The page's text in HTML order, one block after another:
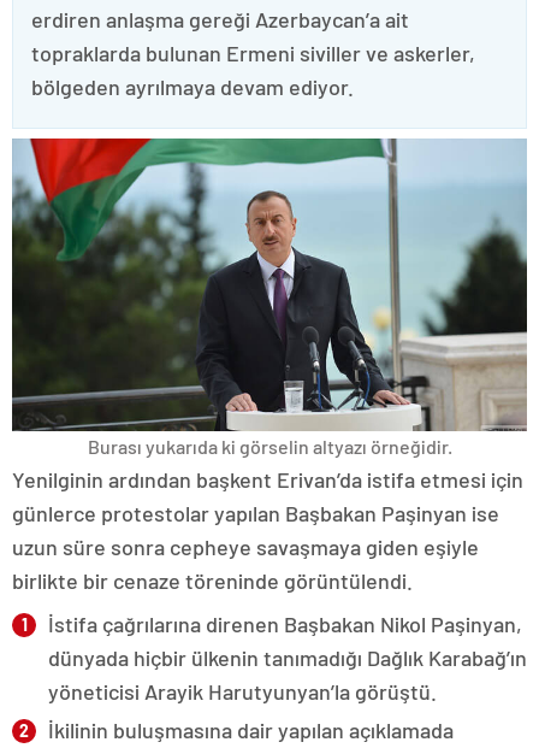
erdiren anlaşma gereği Azerbaycan’a ait
topraklarda bulunan Ermeni siviller ve askerler,
bölgeden ayrılmaya devam ediyor.
Burası yukarıda ki görselin altyazı örneğidir.
Yenilginin ardından başkent Erivan’da istifa etmesi için
günlerce protestolar yapılan Başbakan Paşinyan ise
uzun süre sonra cepheye savaşmaya giden eşiyle
birlikte bir cenaze töreninde görüntülendi.
İstifa çağrılarına direnen Başbakan Nikol Paşinyan,
dünyada hiçbir ülkenin tanımadığı Dağlık Karabağ’ın
yöneticisi Arayik Harutyunyan’la görüştü.
İkilinin buluşmasına dair yapılan açıklamada